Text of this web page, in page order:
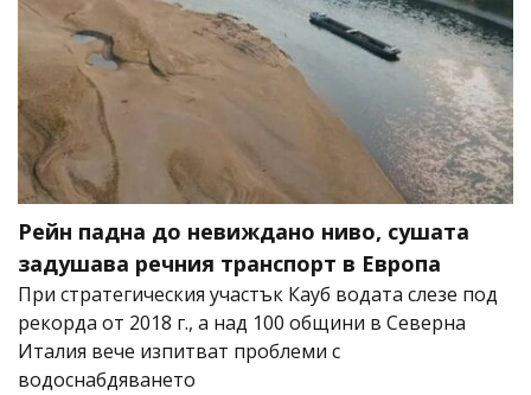
Рейн падна до невиждано ниво, сушата
задушава речния транспорт в Европа
При стратегическия участък Кауб водата слезе под
рекорда от 2018 г., а над 100 общини в Северна
Италия вече изпитват проблеми с
водоснабдяването